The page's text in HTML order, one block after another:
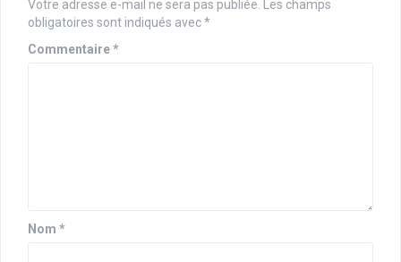
Votre adresse e-mail ne sera pas publiée.
Les champs
obligatoires sont indiqués avec*
Commentaire*
Nom *